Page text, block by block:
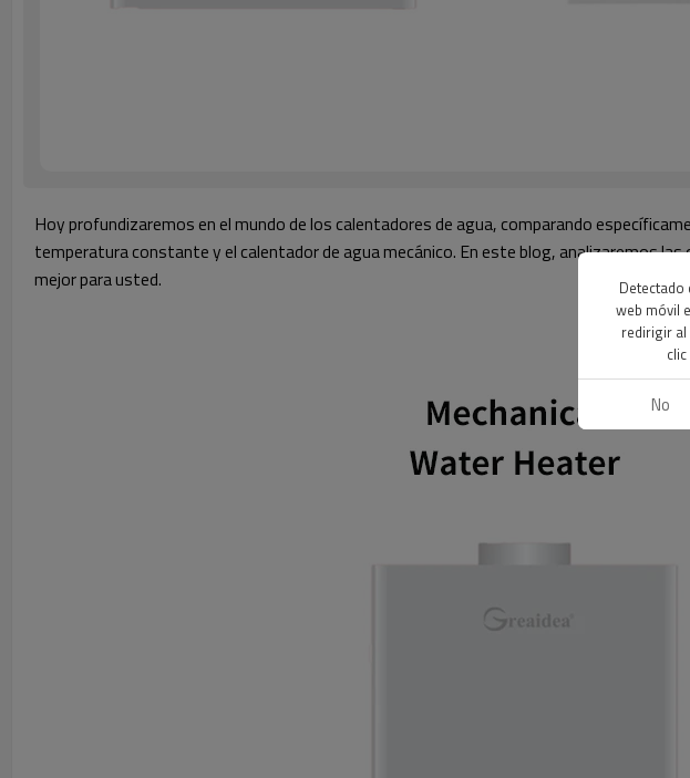
Hoy profundizaremos en el mundo de los calentadores de agua, comparando
temperatura constante y el calentador de agua mecánico. En este blog, analizaremos
mejor para usted.
Detectado
web móvil
redirigir
No